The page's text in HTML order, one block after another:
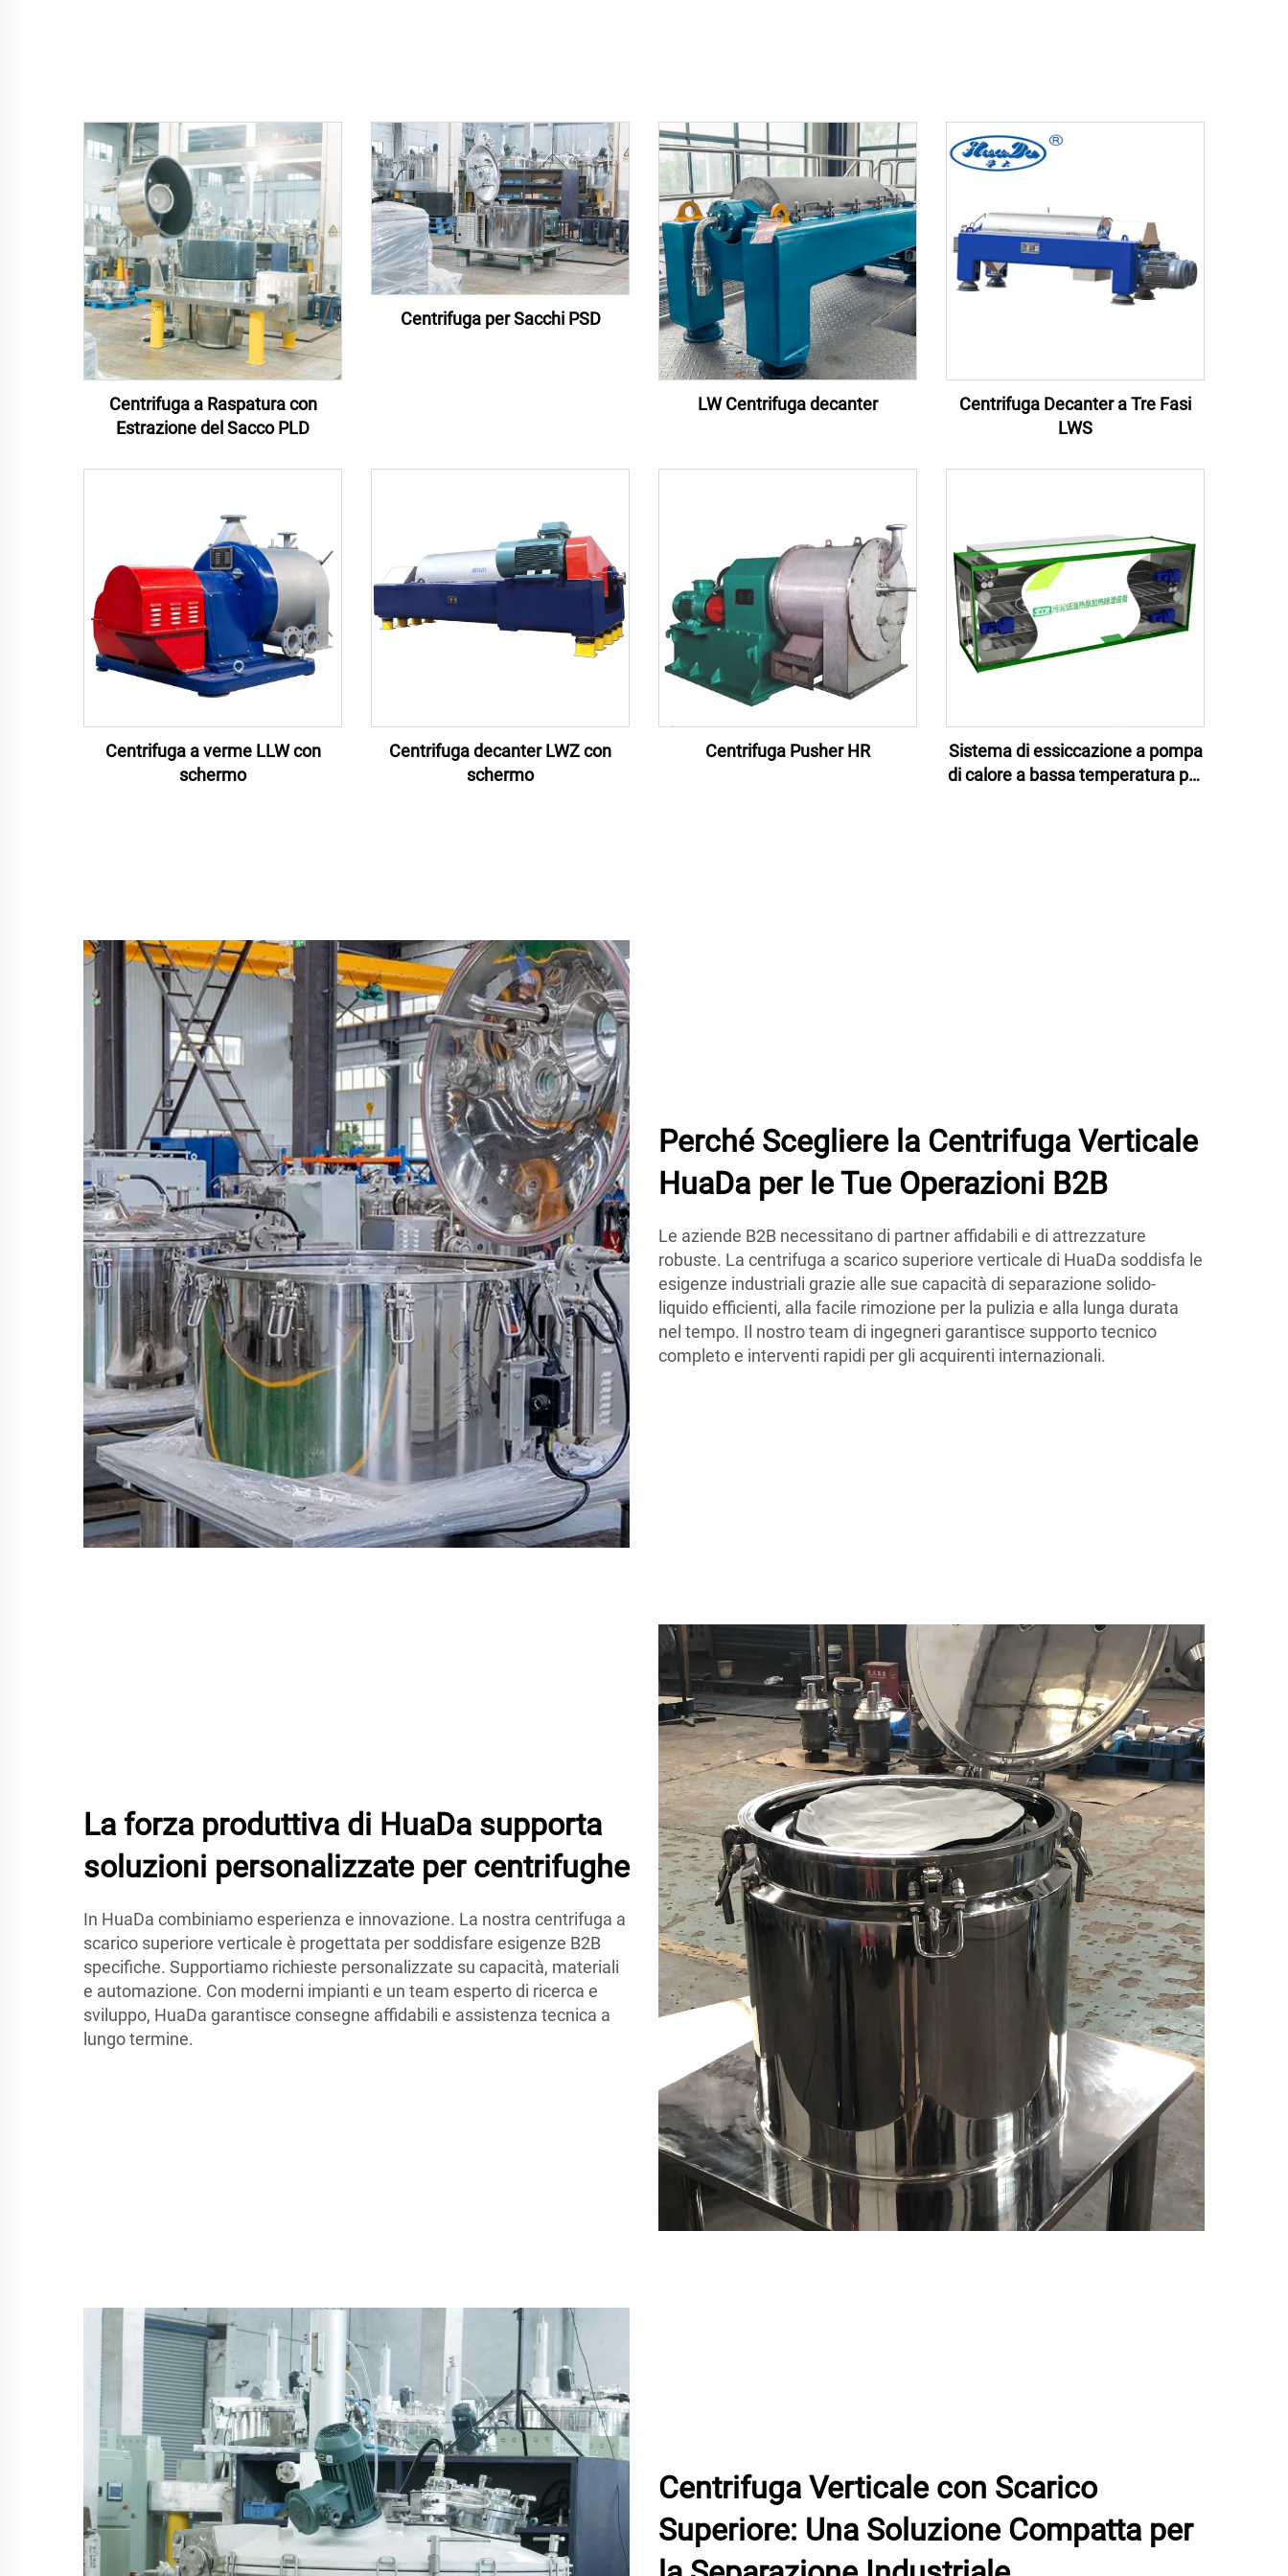
Centrifuga a Raspatura con
Estrazione del Sacco PLD
Centrifuga per Sacchi PSD
LW Centrifuga decanter
Centrifuga Decanter a Tre Fasi
LWS
Centrifuga a verme LLW con
schermo
Centrifuga decanter LWZ con
schermo
Centrifuga Pusher HR
Sistema di essiccazione a pompa
di calore a bassa temperatura per
Perché Scegliere la Centrifuga Verticale
HuaDa per le Tue Operazioni B2B
Le aziende B2B necessitano di partner affidabili e di attrezzature
robuste. La centrifuga a scarico superiore verticale di HuaDa soddisfa le
esigenze industriali grazie alle sue capacità di separazione solido-
liquido efficienti, alla facile rimozione per la pulizia e alla lunga durata
nel tempo. Il nostro team di ingegneri garantisce supporto tecnico
completo e interventi rapidi per gli acquirenti internazionali.
La forza produttiva di HuaDa supporta
soluzioni personalizzate per centrifughe
In HuaDa combiniamo esperienza e innovazione. La nostra centrifuga a
scarico superiore verticale è progettata per soddisfare esigenze B2B
specifiche. Supportiamo richieste personalizzate su capacità, materiali
e automazione. Con moderni impianti e un team esperto di ricerca e
sviluppo, HuaDa garantisce consegne affidabili e assistenza tecnica a
lungo termine.
Centrifuga Verticale con Scarico
Superiore: Una Soluzione Compatta per